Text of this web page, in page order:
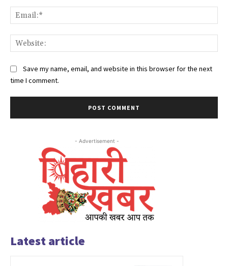
Save my name, email, and website in this browser for the next
time I comment.
- Advertisement -
Latest article